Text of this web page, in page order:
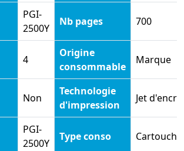
PGI-
2500Y
Nb pages 700
4
Origine
consommable
Marque
Non
Technologie
d'impression
Jet d'encre
PGI-
2500Y
Type conso Cartouche